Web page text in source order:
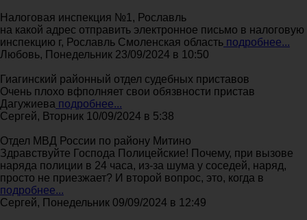
Налоговая инспекция №1, Рославль
на какой адрес отправить электронное письмо в налоговую
инспекцию г, Рославль Смоленская область подробнее...
Любовь, Понедельник 23/09/2024 в 10:50
Гиагинский районный отдел судебных приставов
Очень плохо вфполняет свои обязвности пристав
Дагужиева подробнее...
Сергей, Вторник 10/09/2024 в 5:38
Отдел МВД России по району Митино
Здравствуйте Господа Полицейские! Почему, при вызове
наряда полиции в 24 часа, из-за шума у соседей, наряд,
просто не приезжает? И второй вопрос, это, когда в
подробнее...
Сергей, Понедельник 09/09/2024 в 12:49